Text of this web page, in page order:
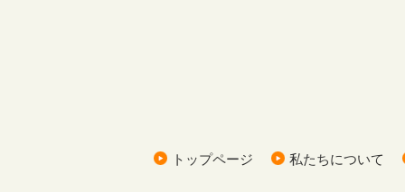
トップページ 私たちについて